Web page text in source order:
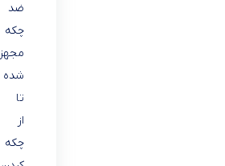
ضد
چکه
مجهز
شده
تا
از
چکه